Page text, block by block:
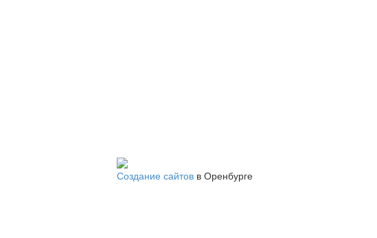
Создание сайтовв Оренбурге